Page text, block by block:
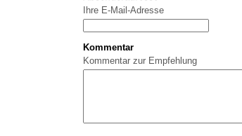
Ihre E-Mail-Adresse
Kommentar
Kommentar zur Empfehlung